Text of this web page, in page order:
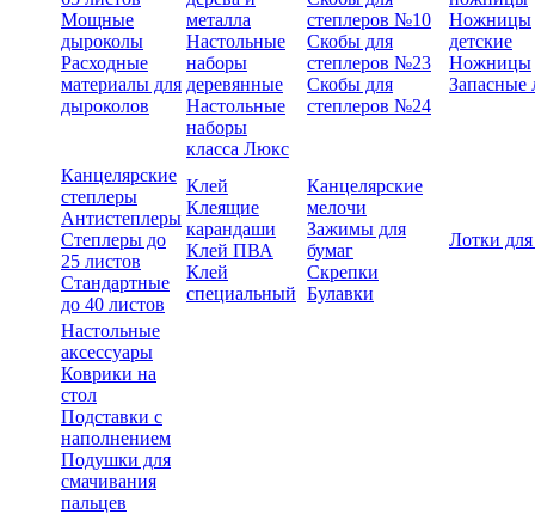
Мощные
дыроколы
Расходные
материалы для
дыроколов
металла
Настольные
наборы
деревянные
Настольные
наборы
класса Люкс
степлеров №10
Скобы для
степлеров №23
Скобы для
степлеров №24
Ножницы
детские
Ножницы
Запасные
Канцелярские
степлеры
Антистеплеры
Степлеры до
25 листов
Стандартные
до 40 листов
Клей
Клеящие
карандаши
Клей ПВА
Клей
специальный
Канцелярские
мелочи
Зажимы для
бумаг
Скрепки
Булавки
Лотки
Настольные
аксессуары
Коврики на
стол
Подставки с
наполнением
Подушки для
смачивания
пальцев